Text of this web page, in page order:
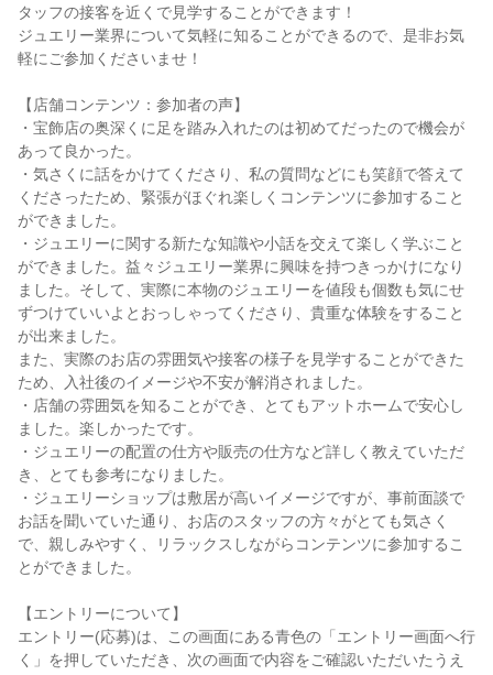
タッフの接客を近くで見学することができます！
ジュエリー業界について気軽に知ることができるので、是非お気
軽にご参加くださいませ！
【店舗コンテンツ：参加者の声】
・宝飾店の奥深くに足を踏み入れたのは初めてだったので機会が
あって良かった。
・気さくに話をかけてくださり、私の質問などにも笑顔で答えて
くださったため、緊張がほぐれ楽しくコンテンツに参加すること
ができました。
・ジュエリーに関する新たな知識や小話を交えて楽しく学ぶこと
ができました。益々ジュエリー業界に興味を持つきっかけになり
ました。そして、実際に本物のジュエリーを値段も個数も気にせ
ずつけていいよとおっしゃってくださり、貴重な体験をすること
が出来ました。
また、実際のお店の雰囲気や接客の様子を見学することができた
ため、入社後のイメージや不安が解消されました。
・店舗の雰囲気を知ることができ、とてもアットホームで安心し
ました。楽しかったです。
・ジュエリーの配置の仕方や販売の仕方など詳しく教えていただ
き、とても参考になりました。
・ジュエリーショップは敷居が高いイメージですが、事前面談で
お話を聞いていた通り、お店のスタッフの方々がとても気さく
で、親しみやすく、リラックスしながらコンテンツに参加するこ
とができました。
【エントリーについて】
エントリー(応募)は、この画面にある青色の「エントリー画面へ行
く」を押していただき、次の画面で内容をご確認いただいたうえ